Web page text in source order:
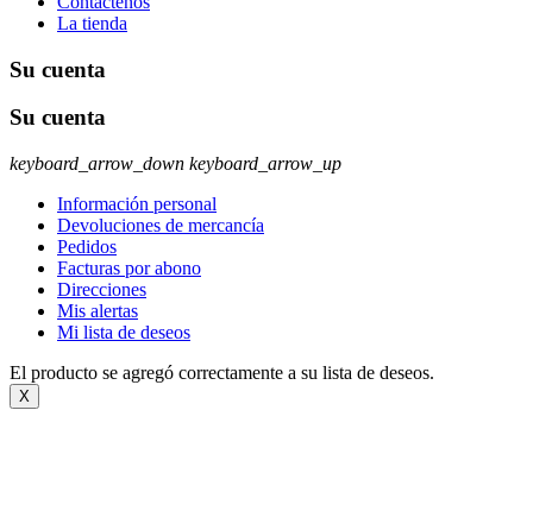
La tienda
Su cuenta
Su cuenta
keyboard_arrow_down keyboard_arrow_up
Información personal
Devoluciones de mercancía
Pedidos
Facturas por abono
Direcciones
Mis alertas
Mi lista de deseos
El producto se agregó correctamente a su lista de deseos.
X